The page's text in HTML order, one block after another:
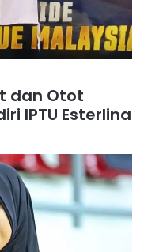
dan Otot
IPTU Esterlina